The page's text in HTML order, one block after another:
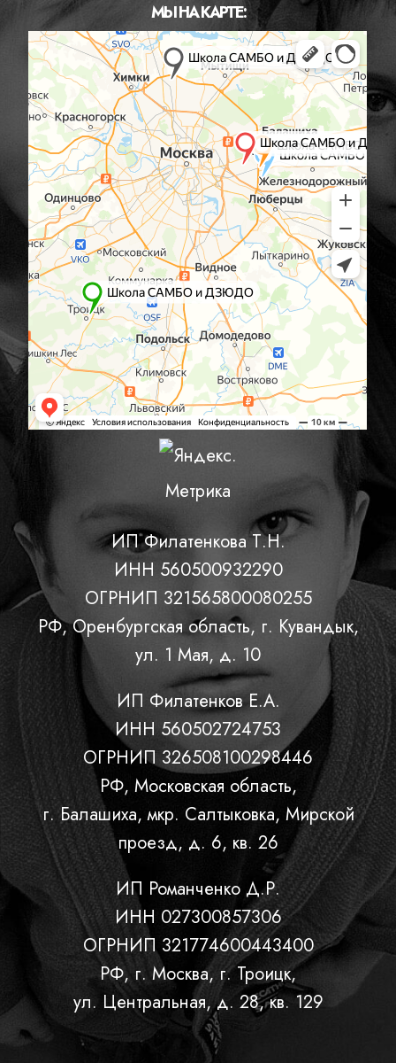
МЫ НА КАРТЕ:
ИП Филатенкова Т.Н.
ИНН 560500932290
ОГРНИП 321565800080255
РФ, Оренбургская область, г. Кувандык,
ул. 1 Мая, д. 10
ИП Филатенков Е.А.
ИНН 560502724753
ОГРНИП 326508100298446
РФ, Московская область,
г. Балашиха, мкр. Салтыковка, Мирской
проезд, д. 6, кв. 26
ИП Романченко Д.Р.
ИНН 027300857306
ОГРНИП 321774600443400
РФ, г. Москва, г. Троицк,
ул. Центральная, д. 28, кв. 129